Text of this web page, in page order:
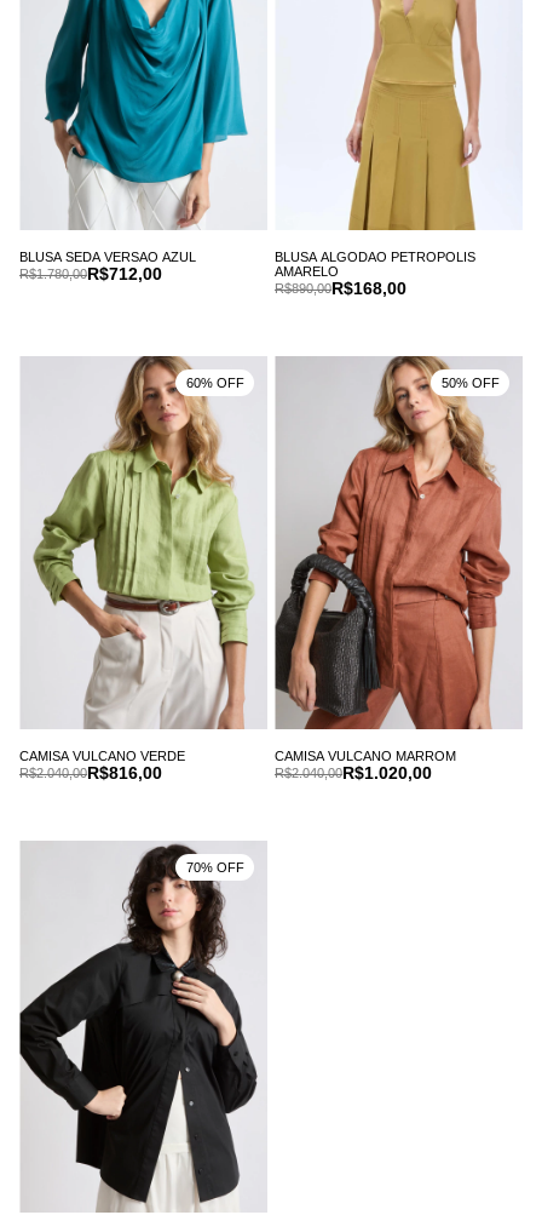
BLUSA SEDA VERSAO AZUL
R$712,00
R$1.780,00
BLUSA ALGODAO PETROPOLIS
AMARELO
R$168,00
R$890,00
CAMISA VULCANO VERDE
R$816,00
R$2.040,00
60% OFF
CAMISA VULCANO MARROM
R$1.020,00
R$2.040,00
50% OFF
70% OFF